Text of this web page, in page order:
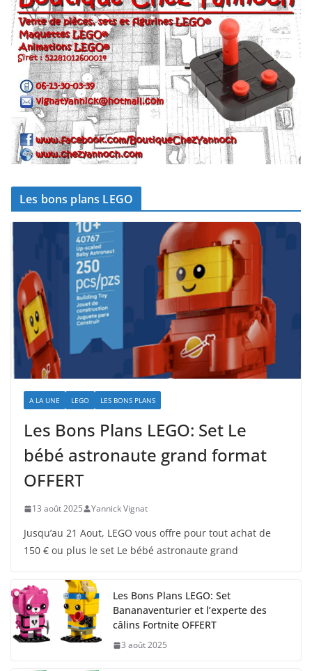
Les bons plans LEGO
A LA UNE LEGO LES BONS PLANS
Les Bons Plans LEGO: Set Le
bébé astronaute grand format
OFFERT
13 août 2025 Yannick Vignat
Jusqu’au 21 Aout, LEGO vous offre pour tout achat de
150 € ou plus le set Le bébé astronaute grand
Les Bons Plans LEGO: Set
Bananaventurier et l’experte des
câlins Fortnite OFFERT
3 août 2025